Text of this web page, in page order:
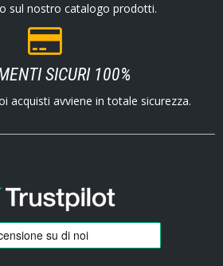
sul nostro catalogo prodotti.
SICURI 100%
acquisti avviene in totale sicurezza.